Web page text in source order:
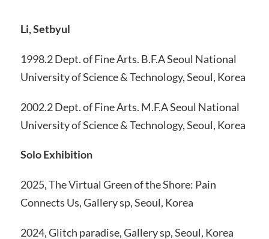
Li, Setbyul
1998.2 Dept. of Fine Arts. B.F.A Seoul National
University of Science & Technology, Seoul, Korea
2002.2 Dept. of Fine Arts. M.F.A Seoul National
University of Science & Technology, Seoul, Korea
Solo Exhibition
2025, The Virtual Green of the Shore: Pain
Connects Us, Gallery sp, Seoul, Korea
2024, Glitch paradise, Gallery sp, Seoul, Korea